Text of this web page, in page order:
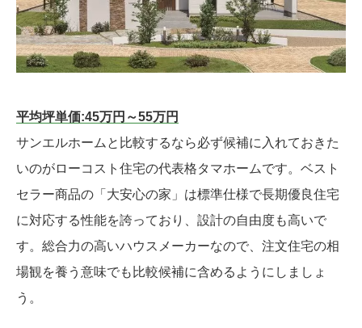
平均坪単価:45万円～55万円
サンエルホームと比較するなら必ず候補に入れておきた
いのがローコスト住宅の代表格タマホームです。ベスト
セラー商品の「大安心の家」は標準仕様で長期優良住宅
に対応する性能を誇っており、設計の自由度も高いで
す。総合力の高いハウスメーカーなので、注文住宅の相
場観を養う意味でも比較候補に含めるようにしましょ
う。